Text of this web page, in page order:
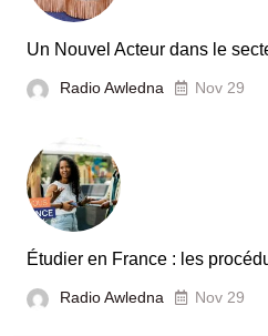
France
et
écoles
Un Nouvel Acteur dans le
Radio Awledna Nov 29
Étudier en France : les
Radio Awledna Nov 29